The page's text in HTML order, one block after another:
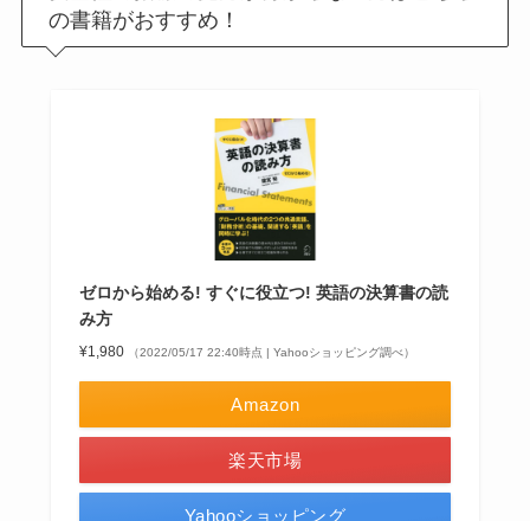
の書籍がおすすめ！
ゼロから始める! すぐに役立つ! 英語の決算書の読
み方
¥1,980 （2022/05/17 22:40時点 | Yahooショッピング調べ）
Amazon
楽天市場
Yahooショッピング